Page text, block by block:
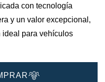
con tecnología
y un valor excepcional,
ideal para vehículos